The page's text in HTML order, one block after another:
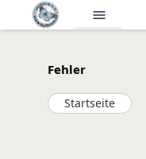
menu
Fehler
Startseite